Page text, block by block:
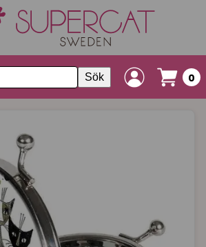
Sök 0